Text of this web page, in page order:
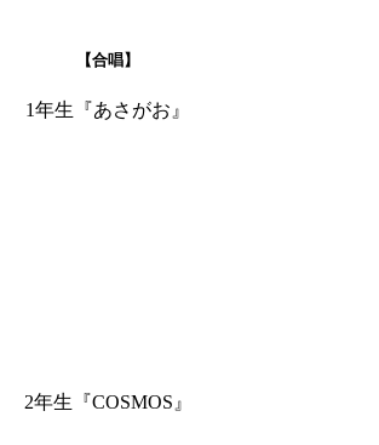
【合唱】
1年生『あさがお』
2年生『COSMOS』